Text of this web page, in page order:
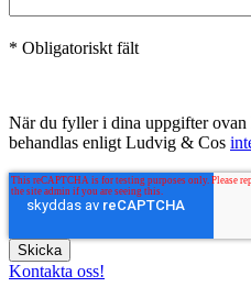
* Obligatoriskt fält
När du fyller i dina uppgifter
behandlas enligt Ludvig & Cos
Kontakta oss!